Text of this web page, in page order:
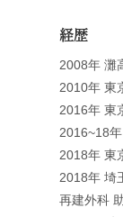
経歴
2008年 灘
2010年 東
2016年 東
2016~18
2018年 東
2018年 埼
再建外科